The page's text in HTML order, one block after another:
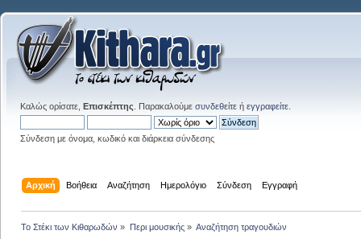
Καλώς ορίσατε, Επισκέπτης . Παρακαλούμε συνδεθείτε ή εγγραφείτε
Σύνδεση με όνομα, κωδικό και διάρκεια σύνδεσης
Αρχική Βοήθεια Αναζήτηση Ημερολόγιο Σύνδεση Εγγραφή
Το Στέκι των Κιθαρωδών » Περι μουσικής» Αναζήτηση τραγουδιών